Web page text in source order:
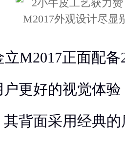
立M2017正面配
更好的视觉体
背面采用经典